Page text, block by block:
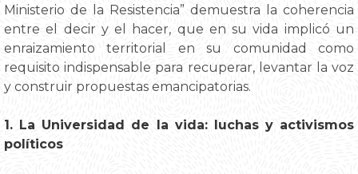
Ministerio de la Resistencia” demuestra la coherencia
entre el decir y el hacer, que en su vida implicó un
enraizamiento territorial en su comunidad como
requisito indispensable para recuperar, levantar la voz
y construir propuestas emancipatorias.
1. La Universidad de la vida: luchas y activismos
políticos